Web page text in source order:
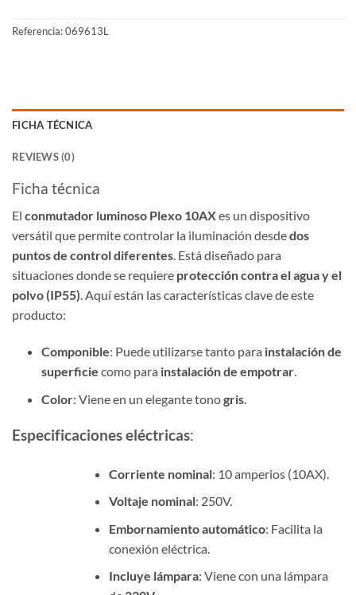
Referencia:069613L
FICHA TÉCNICA
REVIEWS (0)
Ficha técnica
El conmutador luminoso Plexo 10AXes un dispositivo
versátil que permite controlar la iluminación desdedos
puntos de control diferentes. Está diseñado para
situaciones donde se requiere protección contra el agua y el
polvo (IP55). Aquí están las características clave de este
producto:
Componible: Puede utilizarse tanto para instalación de
superficie como para instalación de empotrar.
Color: Viene en un elegante tonogris.
Especificaciones eléctricas:
Corriente nominal: 10 amperios (10AX).
Voltaje nominal: 250V.
Embornamiento automático: Facilita la
conexión eléctrica.
Incluye lámpara: Viene con una lámpara